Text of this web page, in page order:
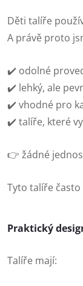
Děti talíře
A právě proto
✔️ odolné
✔️ lehký, ale
✔️ vhodné pro
✔️ talíře, které
👉 žádné
Tyto talíře
Praktický
Talíře mají: